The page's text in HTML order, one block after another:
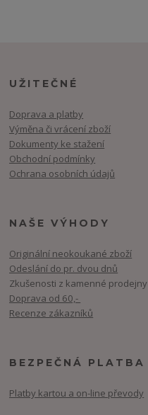
UŽITEČNÉ
Doprava a platby
Výměna či vrácení zboží
Dokumenty ke stažení
Obchodní podmínky
Ochrana osobních údajů
NAŠE VÝHODY
Originální neokoukané zboží
Odeslání do pr. dvou dnů
Zkušenosti z kamenné prodejny
Doprava od 60,-
Recenze zákazníků
BEZPEČNÁ PLATBA
Platby kartou a on-line převody